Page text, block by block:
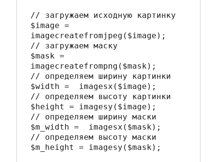
// загружаем исходную картинку
$image =
imagecreatefromjpeg($image);
// загружаем маску
$mask =
imagecreatefrompng($mask);
// определяем ширину картинки
$width =  imagesx($image);
// определяем высоту картинки
$height = imagesy($image);
// определяем ширину маски
$m_width =  imagesx($mask);
// определяем высоту маски
$m_height = imagesy($mask);